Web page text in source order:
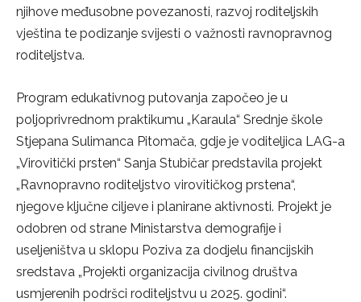
njihove međusobne povezanosti, razvoj roditeljskih
vještina te podizanje svijesti o važnosti ravnopravnog
roditeljstva.
Program edukativnog putovanja započeo je u
poljoprivrednom praktikumu „Karaula“ Srednje škole
Stjepana Sulimanca Pitomača, gdje je voditeljica LAG-a
„Virovitički prsten“ Sanja Stubičar predstavila projekt
„Ravnopravno roditeljstvo virovitičkog prstena“,
njegove ključne ciljeve i planirane aktivnosti. Projekt je
odobren od strane Ministarstva demografije i
useljeništva u sklopu Poziva za dodjelu financijskih
sredstava „Projekti organizacija civilnog društva
usmjerenih podršci roditeljstvu u 2025. godini“.